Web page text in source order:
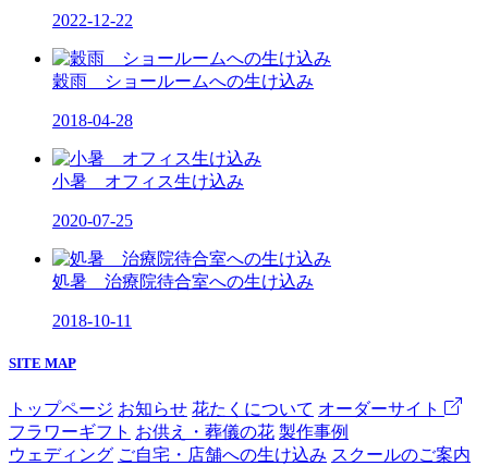
2022-12-22
穀雨 ショールームへの生け込み
2018-04-28
小暑 オフィス生け込み
2020-07-25
処暑 治療院待合室への生け込み
2018-10-11
SITE MAP
トップページ お知らせ 花たくについて オーダーサイト
フラワーギフト お供え・葬儀の花 製作事例
ウェディング ご自宅・店舗への生け込み スクールのご案内